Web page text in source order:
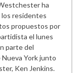
ha
los residentes
propuestos por
el lunes
parte del
York junto
Ken Jenkins.